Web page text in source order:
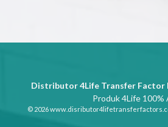
Distributor 4Life Transfer Factor
Produk 4Life 100%
© 2026